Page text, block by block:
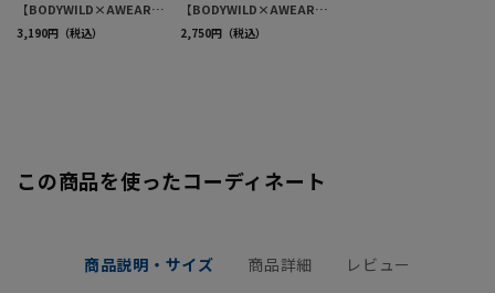
この商品を使ったコーディネート
商品説明・サイズ 商品詳細 レビュー